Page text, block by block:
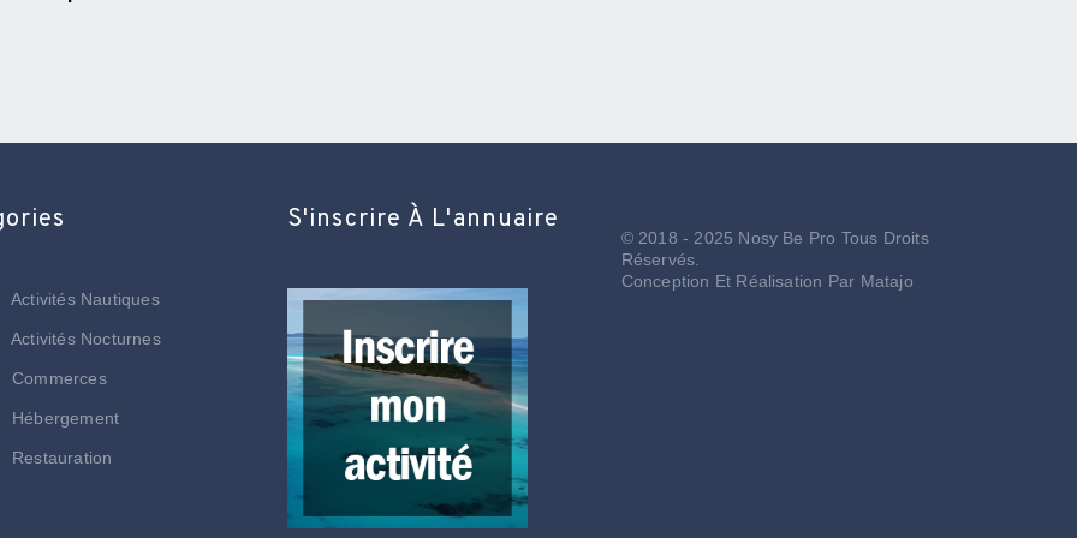
Activités Nautiques
Activités Nocturnes
Commerces
Hébergement
Restauration
S'inscrire À L'annuaire
© 2018 - 2025 Nosy Be Pro Tous Droits
Réservés.
Conception Et Réalisation Par Matajo